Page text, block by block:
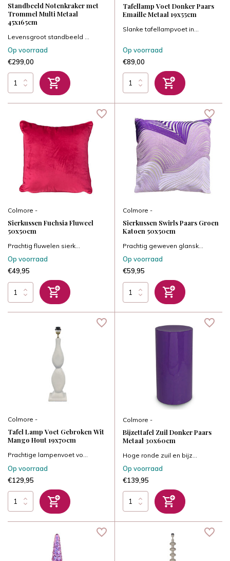
Standbeeld Notenkraker met
Trommel Multi Metaal
45x165cm
Levensgroot standbeeld ...
Op voorraad
€299,00
Tafellamp Voet Donker Paars
Emaille Metaal 19x55cm
Slanke tafellampvoet in...
Op voorraad
€89,00
Colmore -
Sierkussen Fuchsia Fluweel
50x50cm
Prachtig fluwelen sierk...
Op voorraad
€49,95
Colmore -
Sierkussen Swirls Paars Groen
Katoen 50x50cm
Prachtig geweven glansk...
Op voorraad
€59,95
Colmore -
Tafel Lamp Voet Gebroken Wit
Mango Hout 19x70cm
Prachtige lampenvoet vo...
Op voorraad
€129,95
Colmore -
Bijzettafel Zuil Donker Paars
Metaal 30x60cm
Hoge ronde zuil en bijz...
Op voorraad
€139,95